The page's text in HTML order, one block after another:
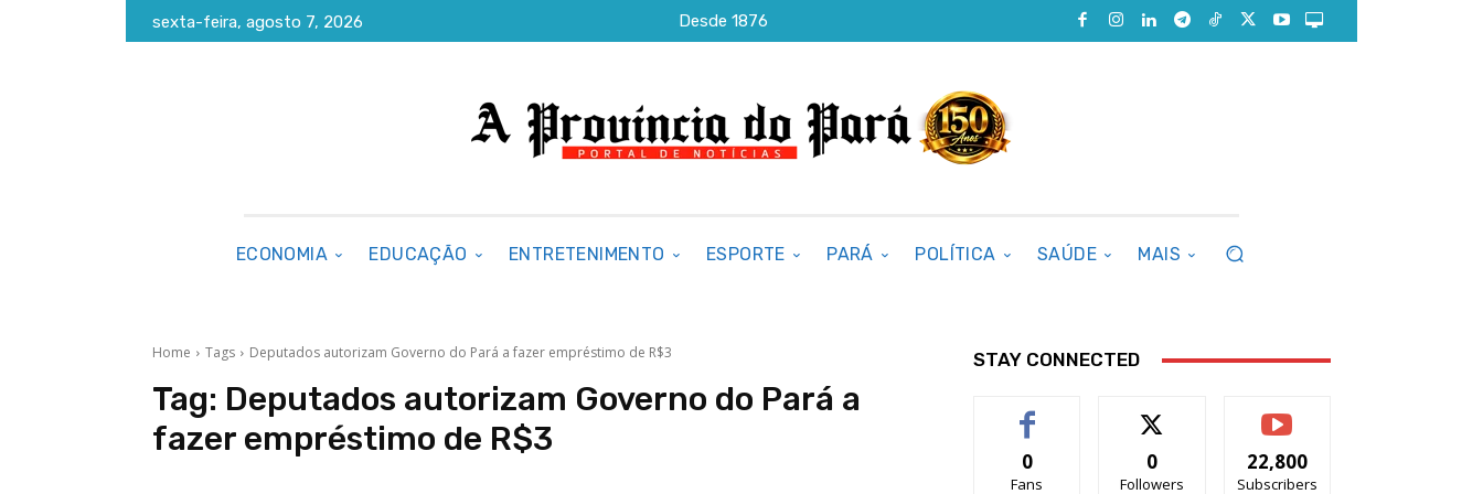
sexta-feira, agosto 7, 2026 Desde 1876
ECONOMIA EDUCAÇÃO ENTRETENIMENTO ESPORTE PARÁ POLÍTICA SAÚDE MAIS
Home Tags Deputados autorizam Governo do Pará a fazer empréstimo de R$3
Tag: Deputados autorizam Governo do Pará a
fazer empréstimo de R$3
STAY CONNECTED
0
Fans
0
Followers
22,800
Subscribers